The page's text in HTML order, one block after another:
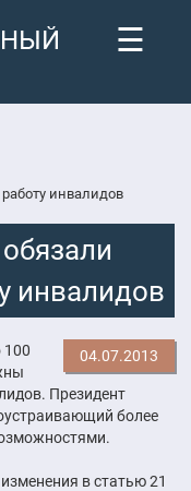
☰
инвалидов
инвалидов
04.07.2013
100
Президент
более
в статью 21